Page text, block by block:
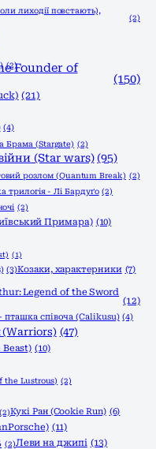
лиходії повстають),
(2)
(2)Founder of
(150)
(21)
(4)
Брама (Stargate) (2)
(Star wars) (95)
розлом (Quantum Break) (2)
трилогія - Лі Бардуґо (2)
(2)
Примара) (10)
(1)
(3)Козаки, характерники (7)
Legend of the Sword
(12)
пташка співоча (Calikusu) (4)
(47)
Beast) (10)
the Lustrous) (2)
(2)Кукі Ран (Cookie Run) (6)
(11)
(2)Леви на джипі (13)